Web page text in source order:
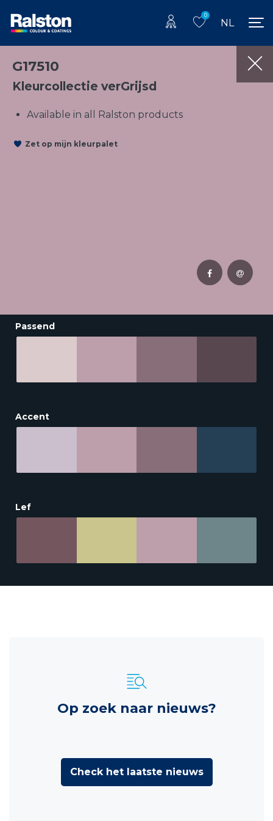
0
NL
G17510
Kleurcollectie verGrijsd
Available in all Ralston products
Zet op mijn kleurpalet
Passend
Accent
Lef
Op zoek naar nieuws?
Check het laatste nieuws